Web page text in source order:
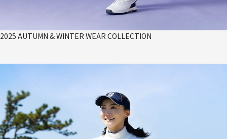
2025 AUTUMN & WINTER WEAR COLLECTION